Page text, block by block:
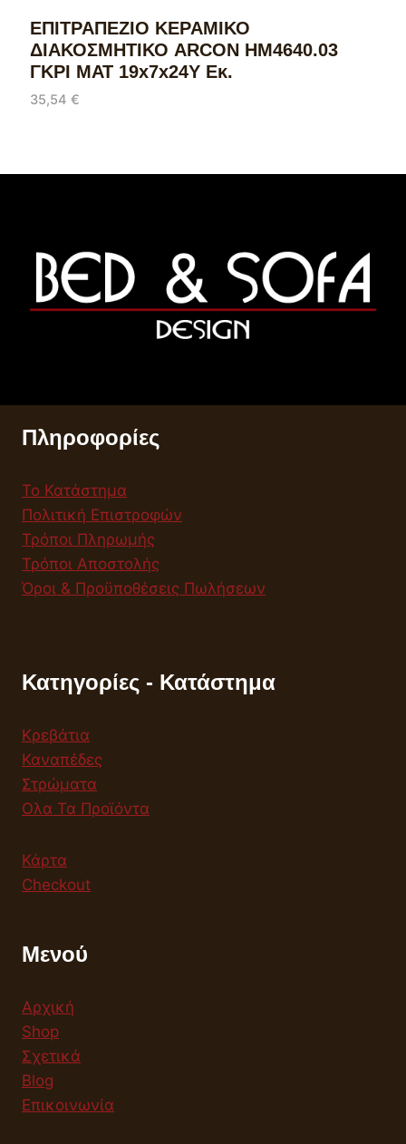
ΕΠΙΤΡΑΠΕΖΙΟ ΚΕΡΑΜΙΚΟ
ΔΙΑΚΟΣΜΗΤΙΚΟ ARCON HM4640.03
ΓΚΡΙ ΜΑΤ 19x7x24Υ Εκ.
35,54 €
Πληροφορίες
Το Κατάστημα
Πολιτική Επιστροφών
Τρόποι Πληρωμής
Τρόποι Αποστολής
Όροι & Προϋποθέσεις Πωλήσεων
Κατηγορίες - Κατάστημα
Κρεβάτια
Καναπέδες
Στρώματα
Ολα Τα Προϊόντα
Κάρτα
Checkout
Μενού
Αρχική
Shop
Σχετικά
Blog
Επικοινωνία